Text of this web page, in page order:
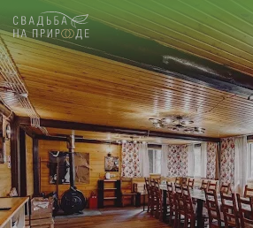
Екатеринбург
Банкет
Свадьба
День рождения